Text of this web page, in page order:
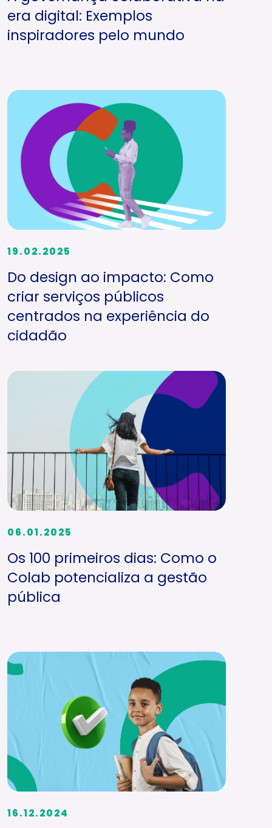
era digital: Exemplos
inspiradores pelo mundo
19.02.2025
Do design ao impacto: Como
criar serviços públicos
centrados na experiência do
cidadão
06.01.2025
Os 100 primeiros dias: Como o
Colab potencializa a gestão
pública
16.12.2024